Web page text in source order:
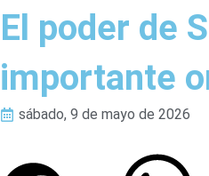
El poder de
importante
sábado, 9 de mayo de 2026